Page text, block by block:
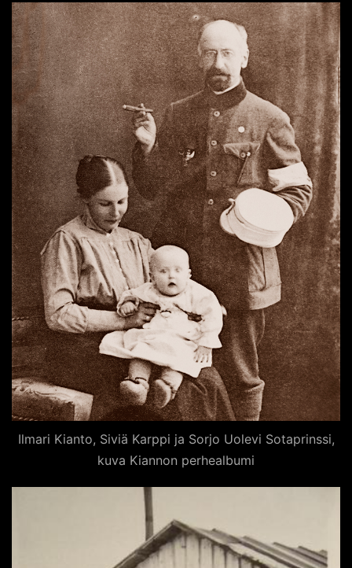
Ilmari Kianto, Siviä Karppi ja Sorjo Uolevi Sotaprinssi,
kuva Kiannon perhealbumi